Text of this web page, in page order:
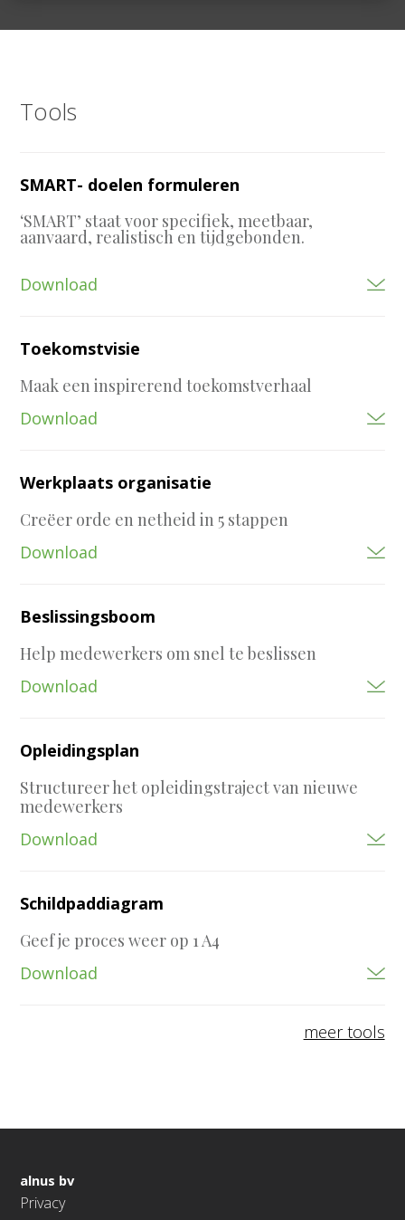
Tools
SMART- doelen formuleren
‘SMART’ staat voor specifiek, meetbaar,
aanvaard, realistisch en tijdgebonden.
Download
Toekomstvisie
Maak een inspirerend toekomstverhaal
Download
Werkplaats organisatie
Creëer orde en netheid in 5 stappen
Download
Beslissingsboom
Help medewerkers om snel te beslissen
Download
Opleidingsplan
Structureer het opleidingstraject van nieuwe
medewerkers
Download
Schildpaddiagram
Geef je proces weer op 1 A4
Download
meer tools
alnus bv
Privacy